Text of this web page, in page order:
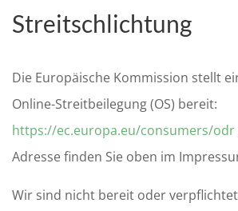
Streitschlichtung
Die Europäische Kommission stellt
Online-Streitbeilegung (OS) bereit:
https://ec.europa.eu/consumers/odr
Adresse finden Sie oben im
Wir sind nicht bereit oder